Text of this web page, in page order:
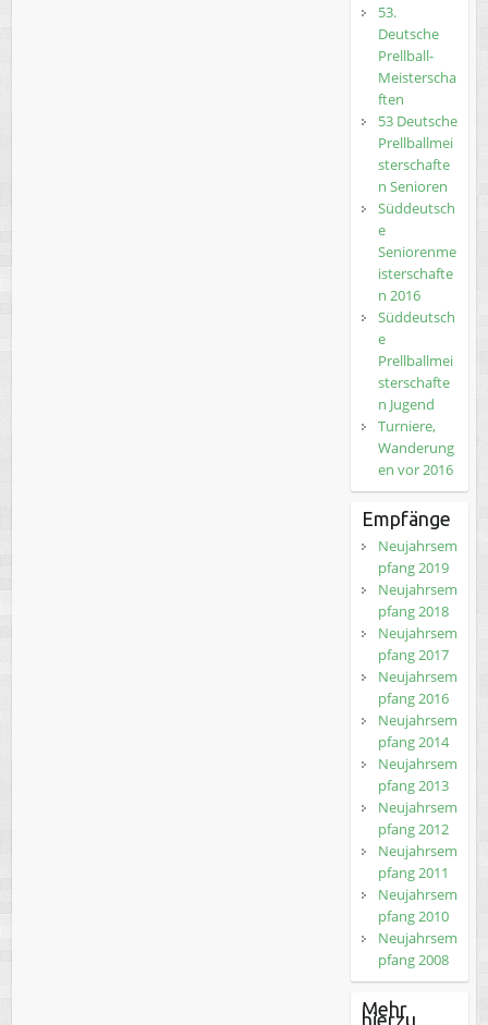
53.
Deutsche
Prellball-
Meisterscha
ften
53 Deutsche
Prellballmei
sterschafte
n Senioren
Süddeutsch
e
Seniorenme
isterschafte
n 2016
Süddeutsch
e
Prellballmei
sterschafte
n Jugend
Turniere,
Wanderung
en vor 2016
Empfänge
Neujahrsem
pfang 2019
Neujahrsem
pfang 2018
Neujahrsem
pfang 2017
Neujahrsem
pfang 2016
Neujahrsem
pfang 2014
Neujahrsem
pfang 2013
Neujahrsem
pfang 2012
Neujahrsem
pfang 2011
Neujahrsem
pfang 2010
Neujahrsem
pfang 2008
Mehr
hierzu